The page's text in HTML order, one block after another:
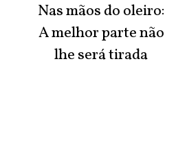
Nas mãos do oleiro:
A melhor parte não
lhe será tirada